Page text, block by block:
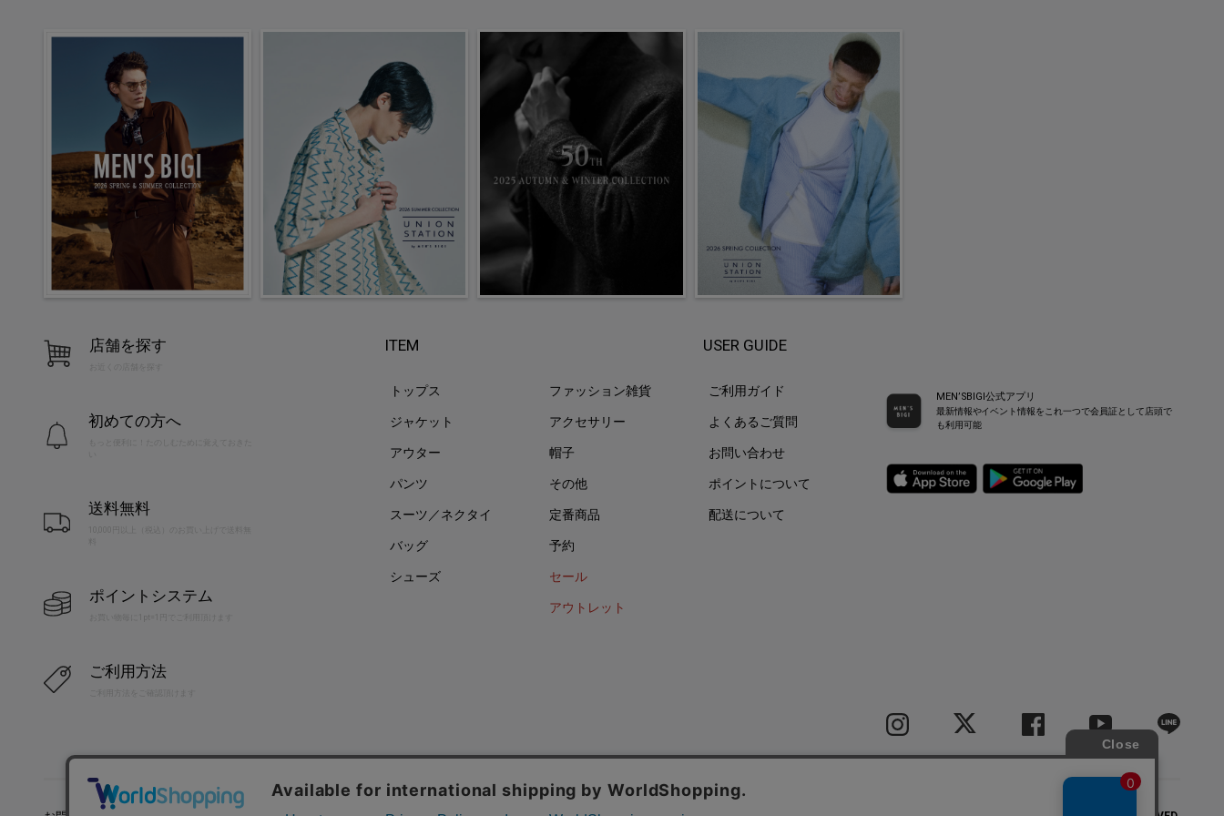
店舗を探す
お近くの店舗を探す
初めての方へ
送料無料
10,000円以上（税込）のお買い上げで送料無
ポイントシステム
お買い物毎に1pt=1円でご利用頂けます
ご利用方法
ITEM
トップス
ジャケット
アウター
パンツ
スーツ／ネクタイ
バッグ
シューズ
ファッション雑貨
アクセサリー
帽子
その他
定番商品
予約
セール
アウトレット
USER GUIDE
ご利用ガイド
よくあるご質問
お問い合わせ
ポイントについて
配送について
MEN’SBIGI公式アプリ
最新情報やイベント情報をこれ一つで会員証として店頭で
も利用可能